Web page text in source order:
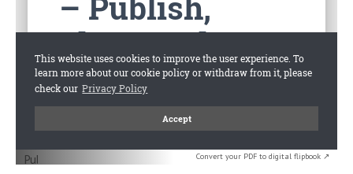
Convert your PDF to digital flipbook ↗